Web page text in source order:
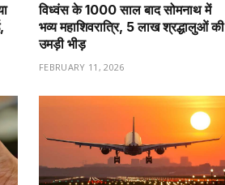
विध्वंस के 1000 साल बाद सोमनाथ में
भव्य महाशिवरात्रि, 5 लाख श्रद्धालुओं की
उमड़ी भीड़
FEBRUARY 11, 2026